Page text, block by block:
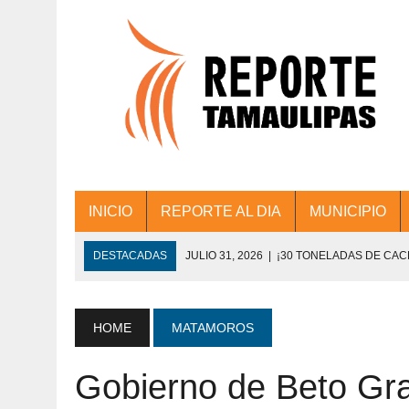
INICIO REPORTE AL DIA MUNICIPIO
DESTACADAS JULIO 31, 2026 | ¡30 TONELADAS DE
JULIO 30, 2026 | 💧🚰 ¡AGUA PARA LA COMUNIDAD!
JULIO 30, 2026 ¡TRABAJO EN EQUIPO Y RESULTADOS!
HOME MATAMOROS
Gobierno de Beto